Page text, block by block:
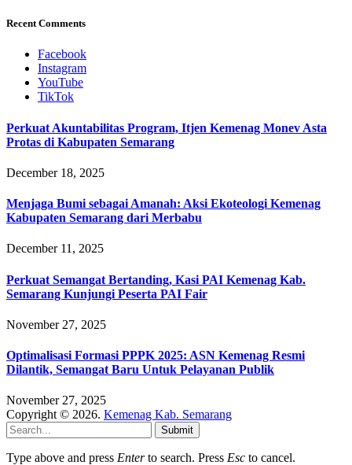
Recent Comments
Facebook
Instagram
YouTube
TikTok
Perkuat Akuntabilitas Program, Itjen Kemenag Monev Asta
Protas di Kabupaten Semarang
December 18, 2025
Menjaga Bumi sebagai Amanah: Aksi Ekoteologi Kemenag
Kabupaten Semarang dari Merbabu
December 11, 2025
Perkuat Semangat Bertanding, Kasi PAI Kemenag Kab.
Semarang Kunjungi Peserta PAI Fair
November 27, 2025
Optimalisasi Formasi PPPK 2025: ASN Kemenag Resmi
Dilantik, Semangat Baru Untuk Pelayanan Publik
November 27, 2025
Copyright © 2026. Kemenag Kab. Semarang
Submit
Type above and press Enterto search. Press Esc to cancel.